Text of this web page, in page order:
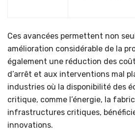
Ces avancées permettent non
amélioration considérable de la
également une réduction des
d’arrêt et aux interventions mal
industries où la disponibilité des
critique, comme l’énergie, la
infrastructures critiques,
innovations.